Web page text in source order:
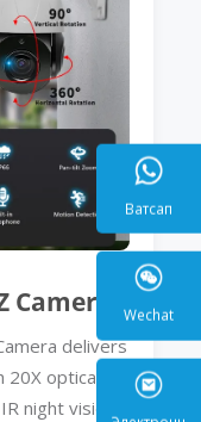
Camera
delivers
optical
night vision.